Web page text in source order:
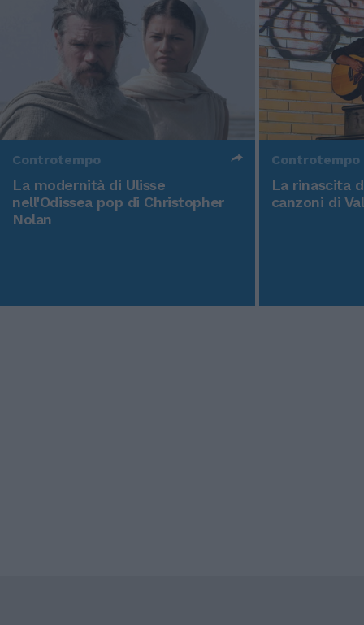
Controtempo
La modernità di Ulisse
nell'Odissea pop di Christopher
Nolan
Controtempo
La rinascita
canzoni di